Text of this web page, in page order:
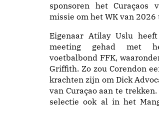
sponsoren het Curaçaos
missie om het WK van 2026
Eigenaar Atilay Uslu
meeting gehad met
voetbalbond FFK,
Griffith. Zo zou Corendon
krachten zijn om Dick
van Curaçao aan te
selectie ook al in het